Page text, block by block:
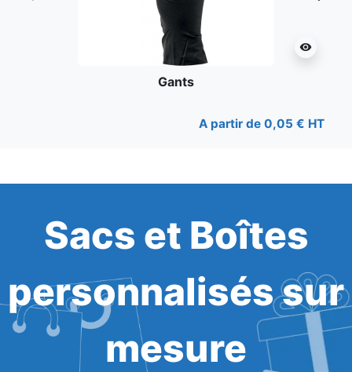
visibility
Gants
A partir de 0,05 € HT
Sacs et Boîtes
personnalisés sur
mesure